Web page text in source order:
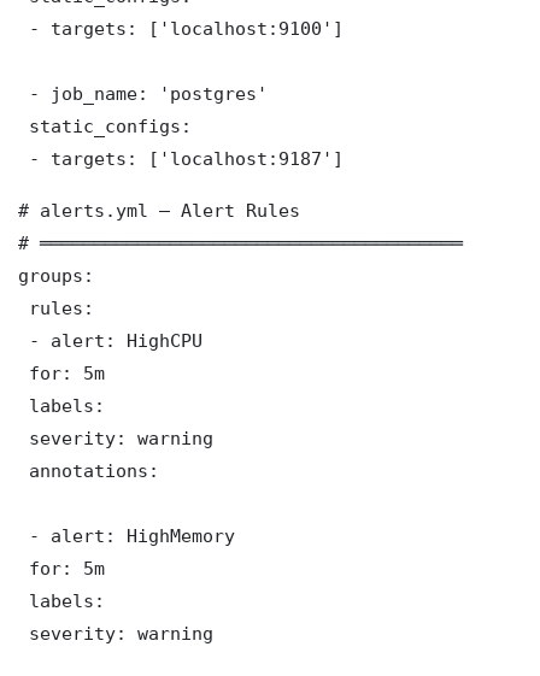
- targets: ['localhost:9100']
- job_name: 'postgres'
static_configs:
- targets: ['localhost:9187']
# alerts.yml — Alert Rules
# ═══════════════════════════════════════
groups:
rules:
- alert: HighCPU
for: 5m
labels:
severity: warning
annotations:
- alert: HighMemory
for: 5m
labels:
severity: warning